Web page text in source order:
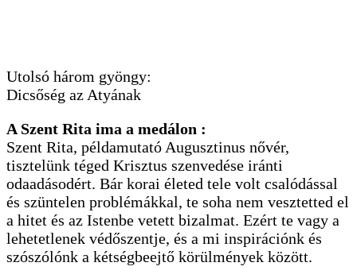
Utolsó három gyöngy:
Dicsőség az Atyának
A Szent Rita ima a medálon :
Szent Rita, példamutató Augusztinus nővér,
tisztelünk téged Krisztus szenvedése iránti
odaadásodért. Bár korai életed tele volt csalódással
és szüntelen problémákkal, te soha nem vesztetted el
a hitet és az Istenbe vetett bizalmat. Ezért te vagy a
lehetetlenek védőszentje, és a mi inspirációnk és
szószólónk a kétségbeejtő körülmények között.